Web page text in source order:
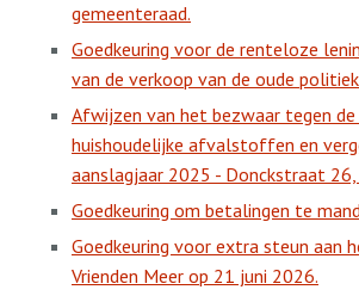
gemeenteraad.
Goedkeuring voor de renteloze
van de verkoop van de oude
Afwijzen van het bezwaar tegen
huishoudelijke afvalstoffen en
aanslagjaar 2025 - Donckstraat
Goedkeuring om betalingen te
Goedkeuring voor extra steun aan
Vrienden Meer op 21 juni 2026.